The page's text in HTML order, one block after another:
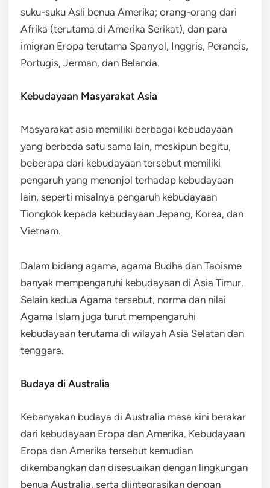
suku-suku Asli benua Amerika; orang-orang dari
Afrika (terutama di Amerika Serikat), dan para
imigran Eropa terutama Spanyol, Inggris, Perancis,
Portugis, Jerman, dan Belanda.
Kebudayaan Masyarakat Asia
Masyarakat asia memiliki berbagai kebudayaan
yang berbeda satu sama lain, meskipun begitu,
beberapa dari kebudayaan tersebut memiliki
pengaruh yang menonjol terhadap kebudayaan
lain, seperti misalnya pengaruh kebudayaan
Tiongkok kepada kebudayaan Jepang, Korea, dan
Vietnam.
Dalam bidang agama, agama Budha dan Taoisme
banyak mempengaruhi kebudayaan di Asia Timur.
Selain kedua Agama tersebut, norma dan nilai
Agama Islam juga turut mempengaruhi
kebudayaan terutama di wilayah Asia Selatan dan
tenggara.
Budaya di Australia
Kebanyakan budaya di Australia masa kini berakar
dari kebudayaan Eropa dan Amerika. Kebudayaan
Eropa dan Amerika tersebut kemudian
dikembangkan dan disesuaikan dengan lingkungan
benua Australia, serta diintegrasikan dengan